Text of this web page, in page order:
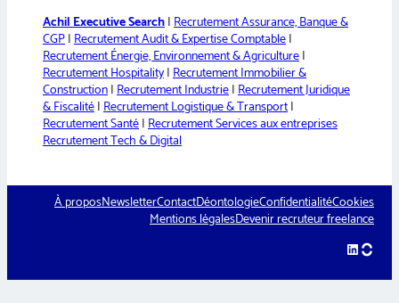
Achil Executive Search|Recrutement Assurance, Banque &
CGP|Recrutement Audit & Expertise Comptable|
Recrutement Énergie, Environnement & Agriculture|
Recrutement Hospitality|Recrutement Immobilier &
Construction|Recrutement Industrie|Recrutement Juridique
& Fiscalité|Recrutement Logistique & Transport|
Recrutement Santé|Recrutement Services aux entreprises
Recrutement Tech & Digital
À proposNewsletterContactDéontologieConfidentialitéCookies
Mentions légalesDevenir recruteur freelance
LinkedIn